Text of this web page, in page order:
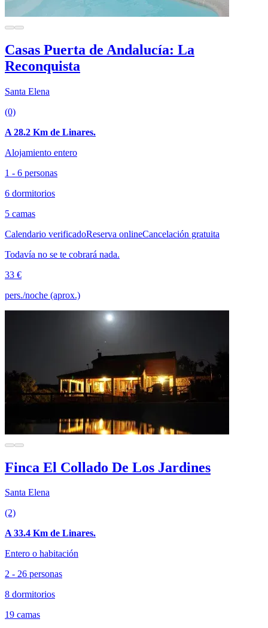
Casas Puerta de Andalucía: La
Reconquista
Santa Elena
(0)
A 28.2 Km de Linares.
Alojamiento entero
1 - 6 personas
6 dormitorios
5 camas
Calendario verificadoReserva onlineCancelación gratuita
Todavía no se te cobrará nada.
33 €
pers./noche (aprox.)
Finca El Collado De Los Jardines
Santa Elena
(2)
A 33.4 Km de Linares.
Entero o habitación
2 - 26 personas
8 dormitorios
19 camas